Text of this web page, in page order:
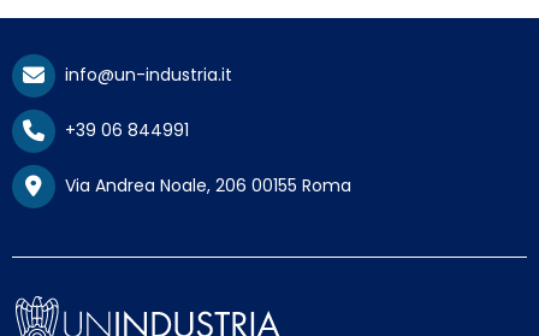
info@un-industria.it
+39 06 844991
Via Andrea Noale, 206 00155 Roma